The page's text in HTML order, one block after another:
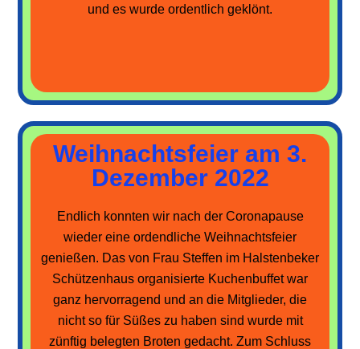
und es wurde ordentlich geklönt.
Weihnachtsfeier am 3.
Dezember 2022
Endlich konnten wir nach der Coronapause
wieder eine ordendliche Weihnachtsfeier
genießen. Das von Frau Steffen im Halstenbeker
Schützenhaus organisierte Kuchenbuffet war
ganz hervorragend und an die Mitglieder, die
nicht so für Süßes zu haben sind wurde mit
zünftig belegten Broten gedacht. Zum Schluss